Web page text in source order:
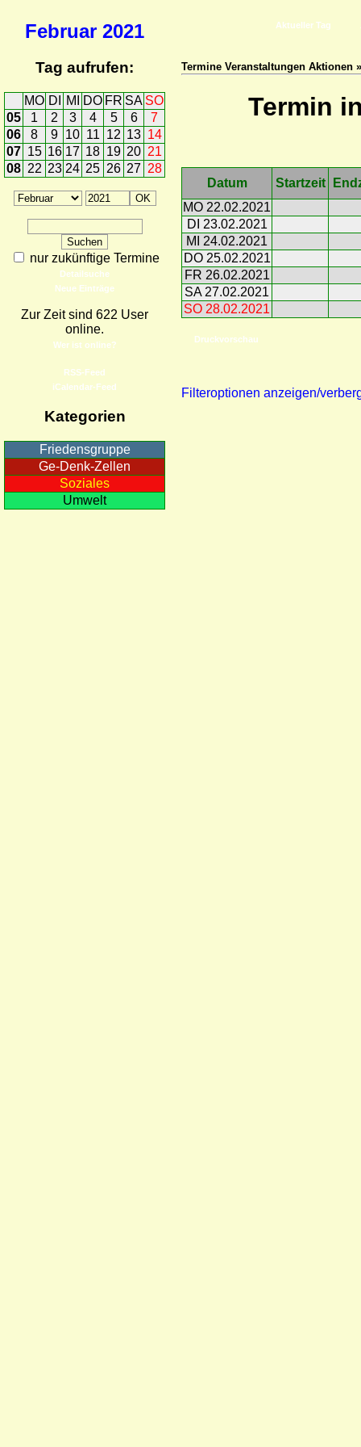
Februar 2021
Tag aufrufen:
MO DI MI DO FR SA SO
05
1 2 3 4 5 6
7
06
8 9 10 11 12 13 14
07 15 16 17 18 19 20 21
08 22 23 24 25 26 27 28
nur zukünftige Termine
Detailsuche
Neue Einträge
Zur Zeit sind 622 User
online.
Wer ist online?
RSS-Feed
iCalendar-Feed
Kategorien
Friedensgruppe
Ge-Denk-Zellen
Soziales
Umwelt
Aktueller Tag
Termine Veranstaltungen Aktionen
Termin
Datum Startzeit
MO 22.02.2021
DI 23.02.2021
MI 24.02.2021
DO 25.02.2021
FR 26.02.2021
SA 27.02.2021
SO 28.02.2021
Druckvorschau
Filteroptionen anzeigen/